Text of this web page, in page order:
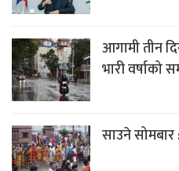
आगामी तीन
भारी वर्षाको
साउने सोमबार